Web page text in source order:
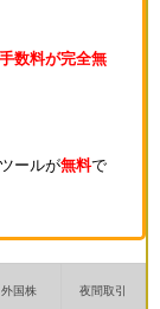
手数料が完全無
ールが無料で
外国株 夜間取引